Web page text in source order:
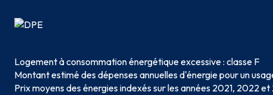
Logement à consommation énergétique excessive : classe F
Montant estimé des dépenses annuelles d'énergie pour un
Prix moyens des énergies indexés sur les années 2021, 2022